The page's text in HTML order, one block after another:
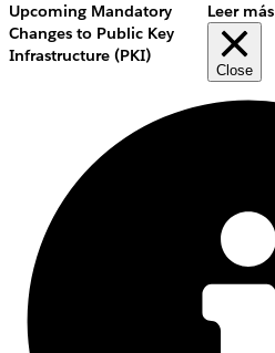
Upcoming Mandatory
Changes to Public Key
Infrastructure (PKI)
Leer más
Close